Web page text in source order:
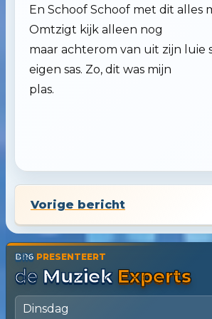
BR6 PRESENTEERT
de Muziek Experts
Dinsdag
En Schoof Schoof met dit alles
Omtzigt kijk alleen nog
maar achterom van uit zijn luie
eigen sas. Zo, dit was mijn
plas.
Vorige bericht